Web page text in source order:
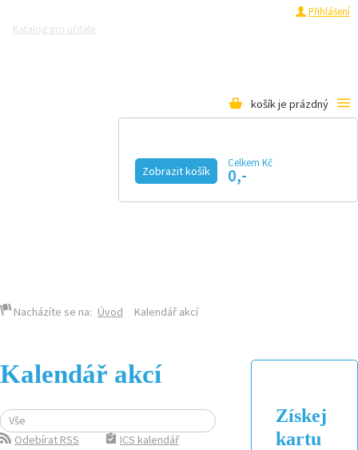
Přihlášení
Katalog pro učitele
košík je prázdný
Zobrazit košík
Celkem Kč
0,-
KALENDÁŘ AKCÍ
MAGAZÍN
Nacházíte se na: Úvod Kalendář akcí
Kalendář akcí
Vše
Odebírat RSS
ICS kalendář
Získej
kartu